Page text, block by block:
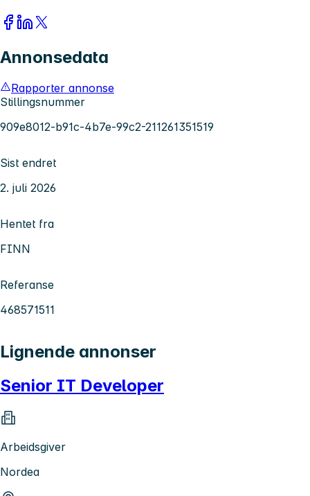
Annonsedata
Rapporter annonse
Stillingsnummer
909e8012-b91c-4b7e-99c2-211261351519
Sist endret
2. juli 2026
Hentet fra
FINN
Referanse
468571511
Lignende annonser
Senior IT Developer
Arbeidsgiver
Nordea